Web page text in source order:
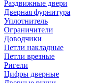
Раздвижные двери
Дверная фурнитура
Уплотнитель
Ограничители
Доводчики
Петли накладные
Петли врезные
Ригели
Цифры дверные